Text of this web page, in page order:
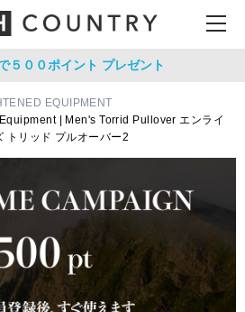
５００ポイント プレゼント
EQUIPMENT
| Men's Torrid Pullover エンライ
トリッド プルオーバー2